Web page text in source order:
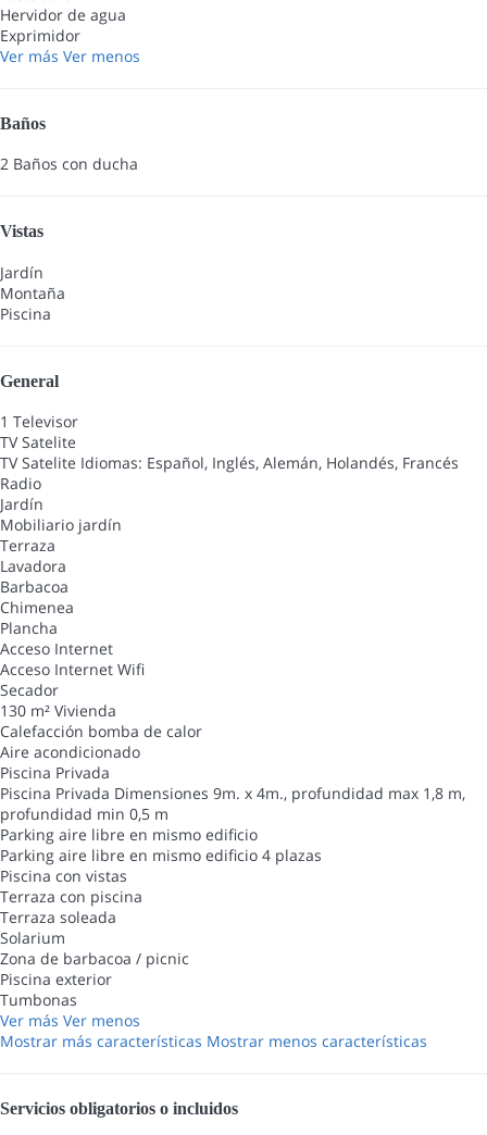
Hervidor de agua
Exprimidor
Ver más Ver menos
Baños
2 Baños con ducha
Vistas
Jardín
Montaña
Piscina
General
1 Televisor
TV Satelite
TV Satelite Idiomas: Español, Inglés, Alemán, Holandés, Francés
Radio
Jardín
Mobiliario jardín
Terraza
Lavadora
Barbacoa
Chimenea
Plancha
Acceso Internet
Acceso Internet Wifi
Secador
130 m² Vivienda
Calefacción bomba de calor
Aire acondicionado
Piscina Privada
Piscina Privada Dimensiones 9m. x 4m., profundidad max 1,8 m,
profundidad min 0,5 m
Parking aire libre en mismo edificio
Parking aire libre en mismo edificio 4 plazas
Piscina con vistas
Terraza con piscina
Terraza soleada
Solarium
Zona de barbacoa / picnic
Piscina exterior
Tumbonas
Ver más Ver menos
Mostrar más características Mostrar menos características
Servicios obligatorios o incluidos